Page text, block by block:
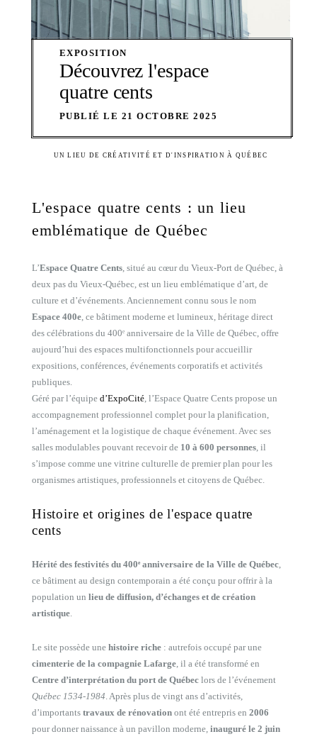
EXPOSITION
Découvrez l'espace
quatre cents
PUBLIÉ LE 21 OCTOBRE 2025
UN LIEU DE CRÉATIVITÉ ET D'INSPIRATION À QUÉBEC
L'espace quatre cents : un lieu
emblématique de Québec
L’Espace Quatre Cents, situé au cœur du Vieux-Port de Québec, à
deux pas du Vieux-Québec, est un lieu emblématique d’art, de
culture et d’événements. Anciennement connu sous le nom
Espace 400e, ce bâtiment moderne et lumineux, héritage direct
des célébrations du 400ᵉ anniversaire de la Ville de Québec, offre
aujourd’hui des espaces multifonctionnels pour accueillir
expositions, conférences, événements corporatifs et activités
publiques.
Géré par l’équipe d’ExpoCité, l’Espace Quatre Cents propose un
accompagnement professionnel complet pour la planification,
l’aménagement et la logistique de chaque événement. Avec ses
salles modulables pouvant recevoir de 10 à 600 personnes, il
s’impose comme une vitrine culturelle de premier plan pour les
organismes artistiques, professionnels et citoyens de Québec.
Histoire et origines de l'espace quatre
cents
Hérité des festivités du 400ᵉ anniversaire de la Ville de Québec,
ce bâtiment au design contemporain a été conçu pour offrir à la
population un lieu de diffusion, d’échanges et de création
artistique.
Le site possède une histoire riche : autrefois occupé par une
cimenterie de la compagnie Lafarge, il a été transformé en
Centre d’interprétation du port de Québec lors de l’événement
Québec 1534-1984. Après plus de vingt ans d’activités,
d’importants travaux de rénovation ont été entrepris en 2006
pour donner naissance à un pavillon moderne, inauguré le 2 juin